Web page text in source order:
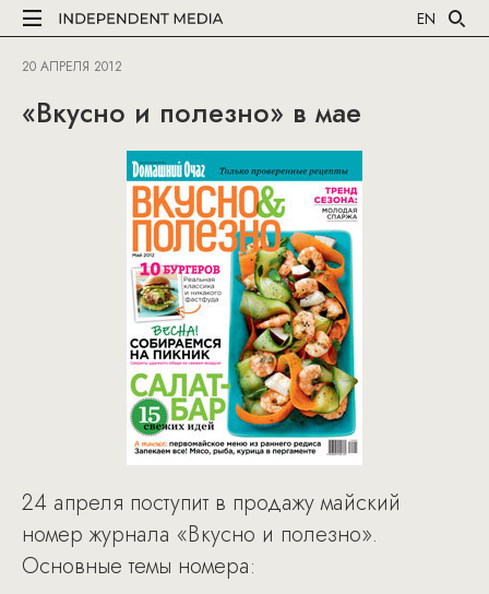
EN
20 АПРЕЛЯ 2012
«Вкусно и полезно» в мае
24 апреля поступит в продажу майский
номер журнала «Вкусно и полезно».
Основные темы номера: